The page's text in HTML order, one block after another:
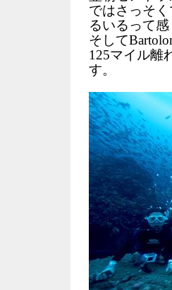
ではさっそ
るいるって感
そして
125マイル離
す。